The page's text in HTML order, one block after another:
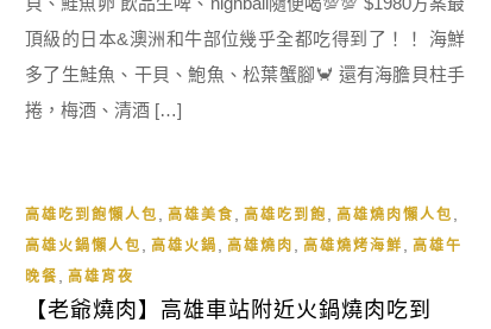
頂級的日本&澳洲和牛部位幾乎全都吃得到了！！ 海鮮
多了生鮭魚、干貝、鮑魚、松葉蟹腳🦀 還有海膽貝柱手
捲，梅酒、清酒 […]
高雄吃到飽懶人包 高雄美食 高雄吃到飽 高雄燒肉懶人包
高雄火鍋懶人包 高雄火鍋 高雄燒肉 高雄燒烤海鮮
高雄午
晚餐
高雄宵夜
【老爺燒肉】高雄車站附近火鍋燒肉吃到